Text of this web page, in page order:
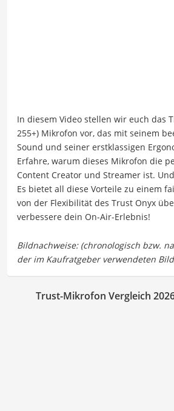
In diesem Video stellen wir euch das
255+) Mikrofon vor, das mit seinem
Sound und seiner erstklassigen
Erfahre, warum dieses Mikrofon die
Content Creator und Streamer ist.
Es bietet all diese Vorteile zu einem
von der Flexibilität des Trust Onyx
verbessere dein On-Air-Erlebnis!
Trust-Mikrofon Vergleich